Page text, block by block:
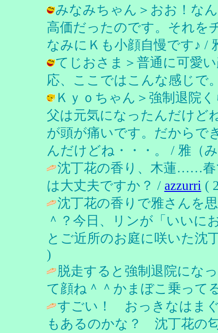
みなみちゃん＞おお！な
高価だったのです。それを
なみにＫも小顔自慢です♪ /
てじおさま＞普通に可愛
応、ここではこんな感じで
Ｋｙｏちゃん＞強制退院
父は元気になったんだけど
が頭が痛いです。だからで
んだけどね・・・。 / 雅（
沈丁花の香り、木蓮……
は大丈夫ですか？ / azzurri (
沈丁花の香りで雅さんを
＾？今日、リンが「いいに
とご近所のお庭に咲いた沈
)
脱走すると強制退院にな
て顔ね＾＾かまぼこ乗って
すごい！ おっきなはま
もあるのかな？ 沈丁花の